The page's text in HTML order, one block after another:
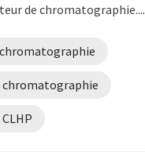
de chromatographie....
chromatographie